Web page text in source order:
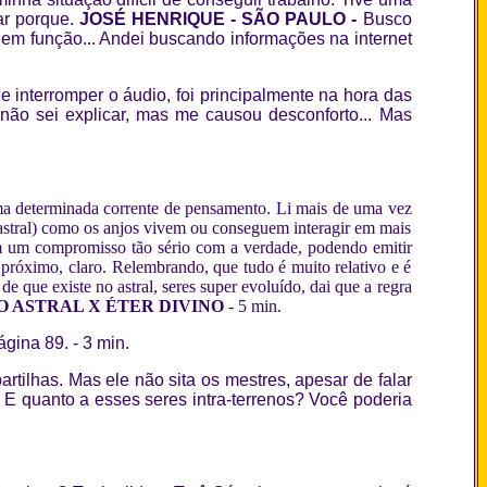
porque.JOSÉ HENRIQUE - SÃO PAULO - Busco
função... Andei buscando informações na internet
interromper o áudio, foi principalmente na hora das
sei explicar, mas me causou desconforto... Mas
determinada corrente de pensamento. Li mais de uma vez
como os anjos vivem ou conseguem interagir em mais
compromisso tão sério com a verdade, podendo emitir
claro. Relembrando, que tudo é muito relativo e é
que existe no astral, seres super evoluído, dai que a regra
ASTRAL X ÉTER DIVINO - 5 min.
89. - 3 min.
Mas ele não sita os mestres, apesar de falar
quanto a esses seres intra-terrenos? Você poderia